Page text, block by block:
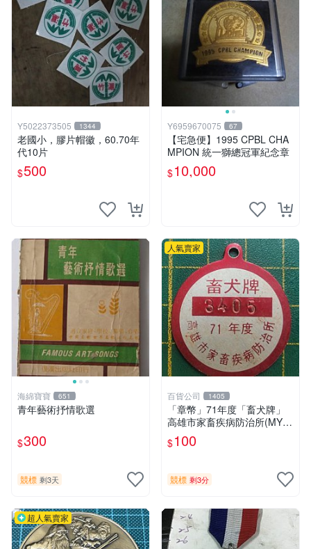
Y5022373505 1344
老國小，膠片帽徽，60.70年
代10片
$500
Y6959670075 67
【宅急便】1995 CPBL CHA
MPION 統一獅總冠軍紀念章
$10,000
海綿寶寶 651
青年藝術抒情歌選
$300
競標 剩3天
人氣賣家
百貨公司 1405
「章幣」71年度「畜犬牌」
高雄市家畜疾病防治所(MY2-
6)
$100
競標 剩3分
超人氣賣家